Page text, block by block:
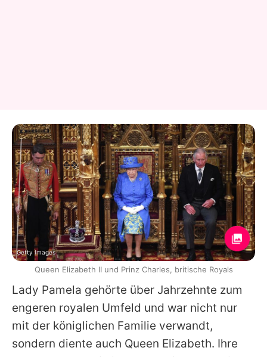
Lady Pamela gehörte über Jahrzehnte zum
engeren royalen Umfeld und war nicht nur
mit der königlichen Familie verwandt,
sondern diente auch Queen Elizabeth. Ihre
Getty Images
Queen Elizabeth II und Prinz Charles, britische Royals